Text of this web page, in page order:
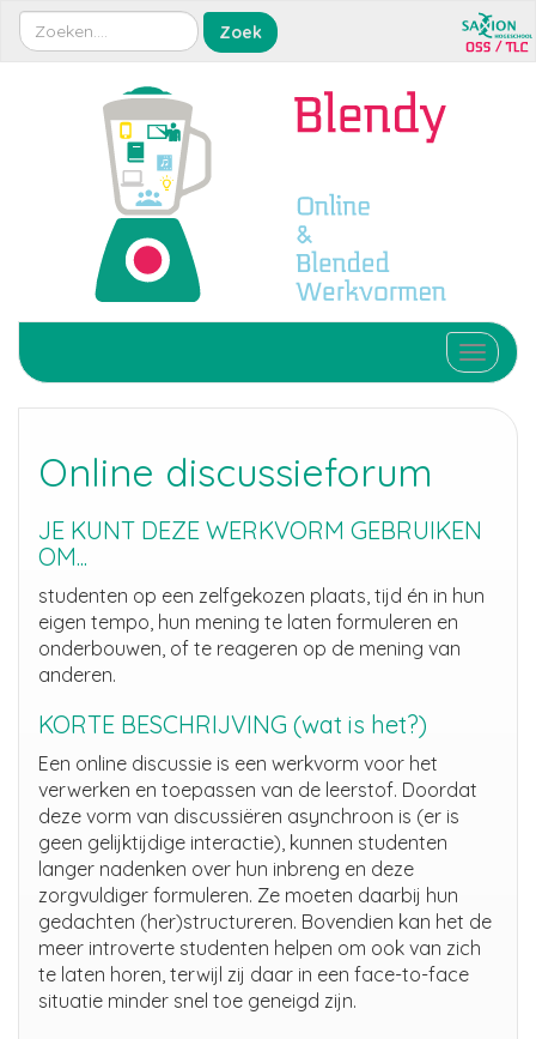
Toggle
Online discussieforum
JE KUNT DEZE WERKVORM GEBRUIKEN
OM...
studenten op een zelfgekozen plaats, tijd én in hun
eigen tempo, hun mening te laten formuleren en
onderbouwen, of te reageren op de mening van
anderen.
KORTE BESCHRIJVING (wat is het?)
Een online discussie is een werkvorm voor het
verwerken en toepassen van de leerstof. Doordat
deze vorm van discussiëren asynchroon is (er is
geen gelijktijdige interactie), kunnen studenten
langer nadenken over hun inbreng en deze
zorgvuldiger formuleren. Ze moeten daarbij hun
gedachten (her)structureren. Bovendien kan het de
meer introverte studenten helpen om ook van zich
te laten horen, terwijl zij daar in een face-to-face
situatie minder snel toe geneigd zijn.